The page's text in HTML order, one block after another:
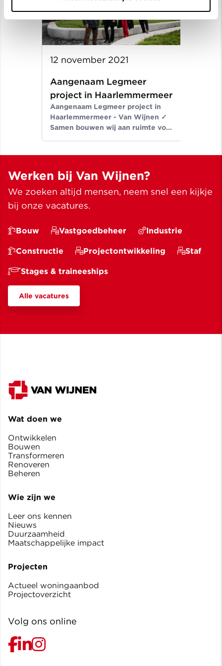
12 november 2021
Aangenaam Legmeer
project in Haarlemmermeer
Aangenaam Legmeer project in
Haarlemmermeer - Van Wijnen ✓
Samen bouwen wij aan ruimte voor
Werken bij Van Wijnen?
We zoeken altijd mensen, neem snel een kijkje
bij onze vacatures.
Bouw Vastgoedbeheer Industrie
Constructie Projectontwikkeling Staf
Stages & traineeships
Alle vacatures
Wat doen we
Ontwikkelen
Bouwen
Transformeren
Renoveren
Beheren
Wie zijn we
Leer ons kennen
Nieuws
Duurzaamheid
Maatschappelijke impact
Projecten
Actueel woningaanbod
Projectoverzicht
Volg ons online